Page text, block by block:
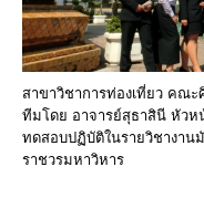
สาขาวิชาการท่องเที่ยว คณ
ทีมโดย อาจารย์สุธาสินี หัวห
ทดสอบปฏิบัติในรายวิชางาน
ราชวรมหาวิหาร